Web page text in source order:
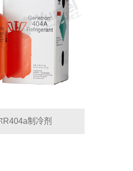
R404a制冷剂